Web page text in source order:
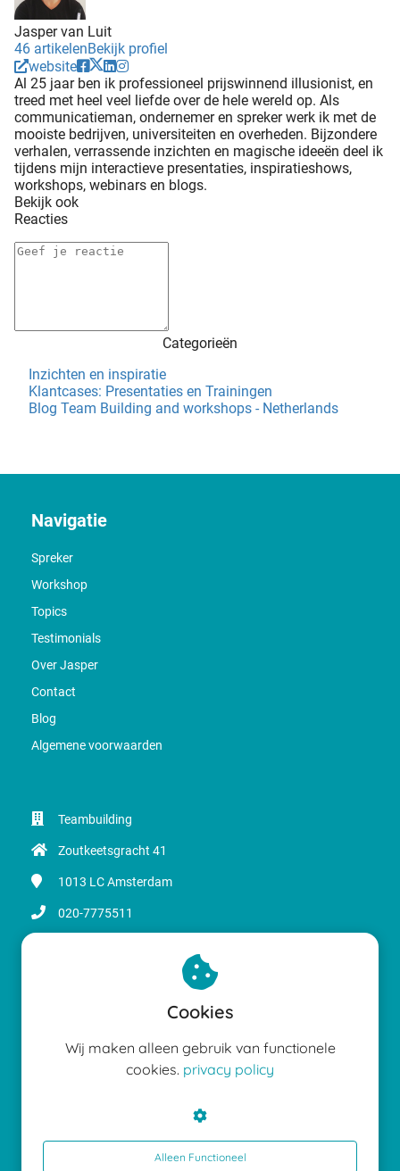
Jasper van Luit
46 artikelenBekijk profiel
website
Al 25 jaar ben ik professioneel prijswinnend illusionist, en
treed met heel veel liefde over de hele wereld op. Als
communicatieman, ondernemer en spreker werk ik met de
mooiste bedrijven, universiteiten en overheden. Bijzondere
verhalen, verrassende inzichten en magische ideeën deel ik
tijdens mijn interactieve presentaties, inspiratieshows,
workshops, webinars en blogs.
Bekijk ook
Reacties
Categorieën
Inzichten en inspiratie
Klantcases: Presentaties en Trainingen
Blog Team Building and workshops - Netherlands
Navigatie
Spreker
Workshop
Topics
Testimonials
Over Jasper
Contact
Blog
Algemene voorwaarden
Teambuilding
Zoutkeetsgracht 41
1013 LCAmsterdam
020-7775511
KvK nummer: 34168693
BTW nummer: NL8204.54.163.BO1
Kennisbank Teambuilding
Cookies
Wij maken alleen gebruik van functionele
cookies. privacy policy
Alleen Functioneel